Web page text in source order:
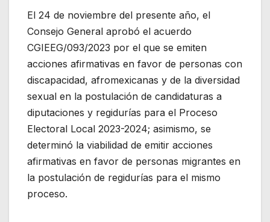
El 24 de noviembre del presente año, el
Consejo General aprobó el acuerdo
CGIEEG/093/2023 por el que se emiten
acciones afirmativas en favor de personas con
discapacidad, afromexicanas y de la diversidad
sexual en la postulación de candidaturas a
diputaciones y regidurías para el Proceso
Electoral Local 2023-2024; asimismo, se
determinó la viabilidad de emitir acciones
afirmativas en favor de personas migrantes en
la postulación de regidurías para el mismo
proceso.